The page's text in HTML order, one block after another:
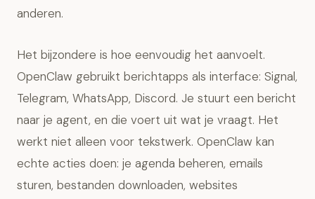
anderen.
Het bijzondere is hoe eenvoudig het aanvoelt.
OpenClaw gebruikt berichtapps als interface: Signal,
Telegram, WhatsApp, Discord. Je stuurt een bericht
naar je agent, en die voert uit wat je vraagt. Het
werkt niet alleen voor tekstwerk. OpenClaw kan
echte acties doen: je agenda beheren, emails
sturen, bestanden downloaden, websites